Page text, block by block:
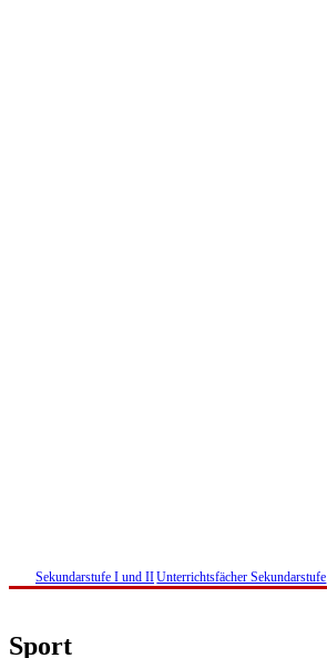
Sekundarstufe I und IIUnterrichtsfächer Sekundarstufe
Sport